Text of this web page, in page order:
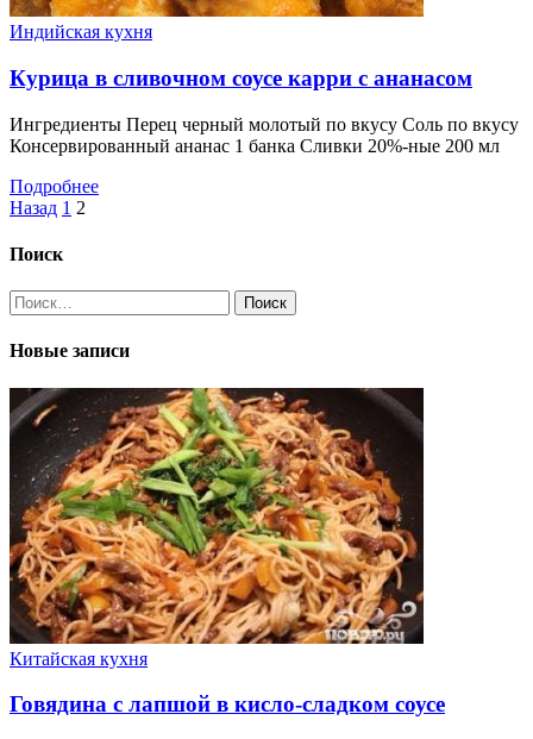
Индийская кухня
Курица в сливочном соусе карри с ананасом
Ингредиенты Перец черный молотый по вкусу Соль по вкусу
Консервированный ананас 1 банка Сливки 20%-ные 200 мл
Подробнее
Пагинация
записей
Назад 1 2
Поиск
Найти:
Новые записи
Китайская кухня
Говядина с лапшой в кисло-сладком соусе